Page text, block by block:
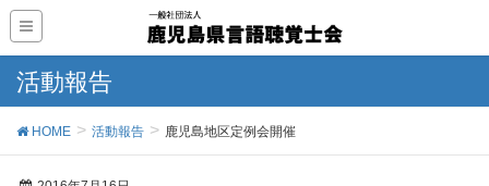
活動報告
HOME 活動報告 鹿児島地区定例会開催